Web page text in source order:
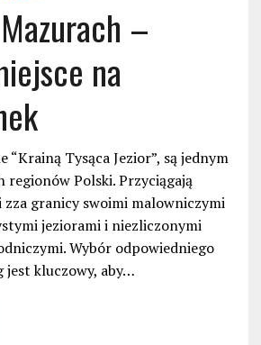
–
na
“Krainą Tysąca Jezior”, są jednym
regionów Polski. Przyciągają
granicy swoimi malowniczymi
jeziorami i niezliczonymi
Wybór odpowiedniego
jest kluczowy, aby…